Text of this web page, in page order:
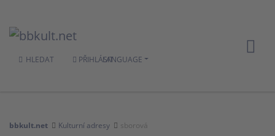
HLEDAT PŘIHLÁSITLANGUAGE
bbkult.net Kulturní adresy sborová